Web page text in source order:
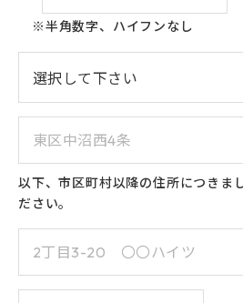
※半角数字、ハイフンなし
以下、市区町村以降の住所につきま
ださい。
9 10 11 12
16 17 18 19
23
24 25 26
30
31